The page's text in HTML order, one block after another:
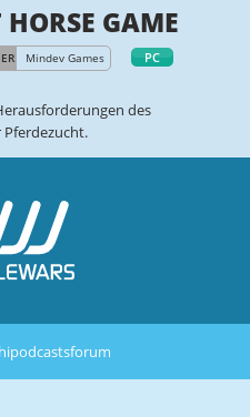
GAME
Mindev Games PC
des
podcastsforum